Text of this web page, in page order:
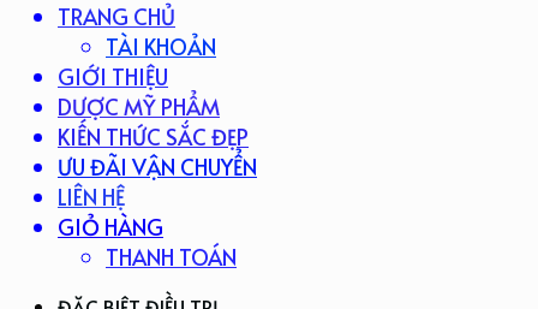
TRANG CHỦ
TÀI KHOẢN
GIỚI THIỆU
DƯỢC MỸ PHẨM
KIẾN THỨC SẮC ĐẸP
ƯU ĐÃI VẬN CHUYỂN
LIÊN HỆ
GIỎ HÀNG
THANH TOÁN